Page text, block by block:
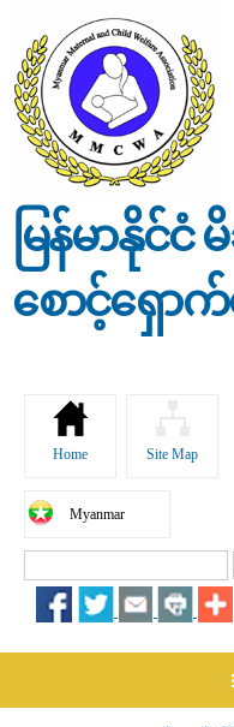
မြန်မာနိုင်
စောင့်ရှော
Home Site Map
Myanmar
Search form